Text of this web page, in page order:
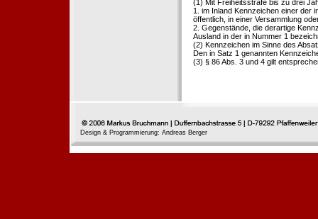
(1) Mit Freiheitsstrafe bis zu drei
1. im Inland Kennzeichen einer der
öffentlich, in einer Versammlung
2. Gegenstände, die derartige
Ausland in der in Nummer 1
(2) Kennzeichen im Sinne des
Den in Satz 1 genannten
(3) § 86 Abs. 3 und 4 gilt
Design & Programmierung: Andreas Berger